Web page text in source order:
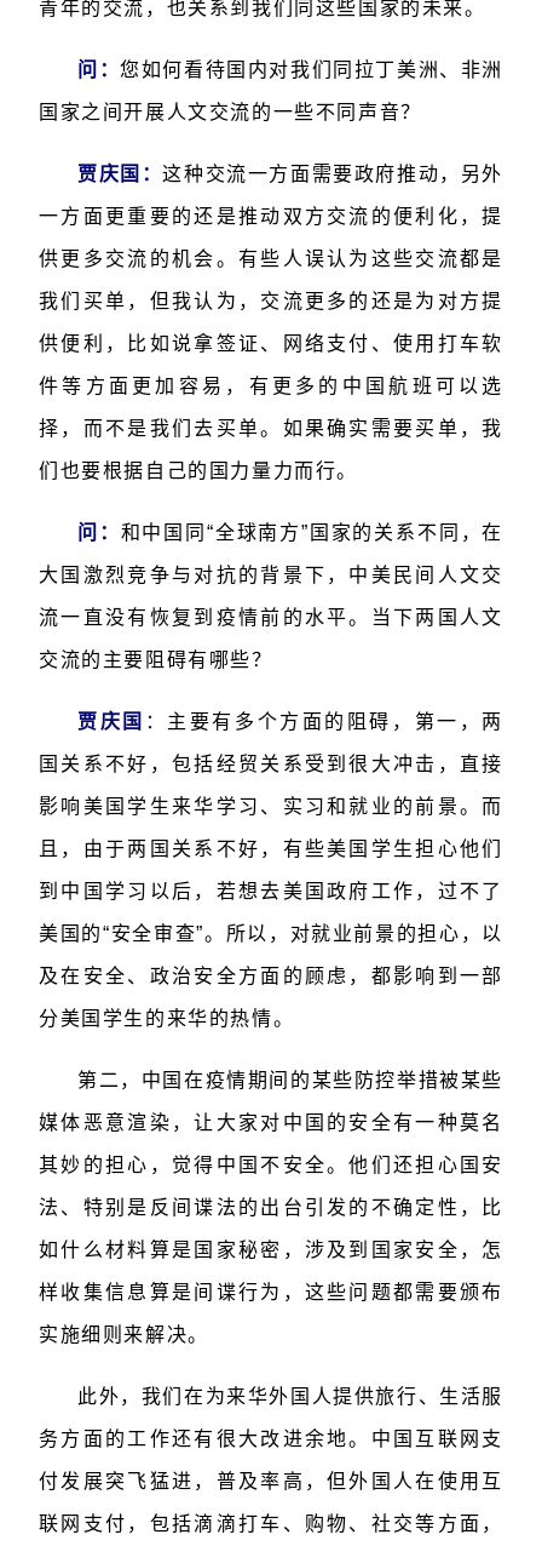
青年的交流，也关系到我们同这些国家的未来。
问：您如何看待国内对我们同拉丁美洲、非洲
国家之间开展人文交流的一些不同声音？
贾庆国：这种交流一方面需要政府推动，另外
一方面更重要的还是推动双方交流的便利化，提
供更多交流的机会。有些人误认为这些交流都是
我们买单，但我认为，交流更多的还是为对方提
供便利，比如说拿签证、网络支付、使用打车软
件等方面更加容易，有更多的中国航班可以选
择，而不是我们去买单。如果确实需要买单，我
们也要根据自己的国力量力而行。
问： 和中国同“全球南方”国家的关系不同，在
大国激烈竞争与对抗的背景下，中美民间人文交
流一直没有恢复到疫情前的水平。当下两国人文
交流的主要阻碍有哪些？
贾庆国 ： 主要有多个方面的阻碍，第一，两
国关系不好，包括经贸关系受到很大冲击，直接
影响美国学生来华学习、实习和就业的前景。而
且，由于两国关系不好，有些美国学生担心他们
到中国学习以后，若想去美国政府工作，过不了
美国的“安全审查”。所以，对就业前景的担心，以
及在安全、政治安全方面的顾虑，都影响到一部
分美国学生的来华的热情。
第二，中国在疫情期间的某些防控举措被某些
媒体恶意渲染，让大家对中国的安全有一种莫名
其妙的担心，觉得中国不安全。他们还担心国安
法、特别是反间谍法的出台引发的不确定性，比
如什么材料算是国家秘密，涉及到国家安全，怎
样收集信息算是间谍行为，这些问题都需要颁布
实施细则来解决。
此外，我们在为来华外国人提供旅行、生活服
务方面的工作还有很大改进余地。中国互联网支
付发展突飞猛进，普及率高，但外国人在使用互
联网支付，包括滴滴打车、购物、社交等方面，